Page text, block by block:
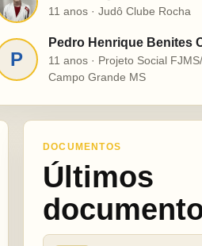
11 anos · Judô Clube Rocha
P
Pedro Henrique Benites
11 anos · Projeto Social
Campo Grande MS
DOCUMENTOS
Últimos